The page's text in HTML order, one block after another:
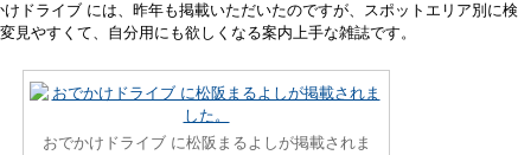
けドライブ には、昨年も掲載いただいたのですが、スポットエリア別に検
見やすくて、自分用にも欲しくなる案内上手な雑誌です。
おでかけドライブ に松阪まるよしが掲載されま